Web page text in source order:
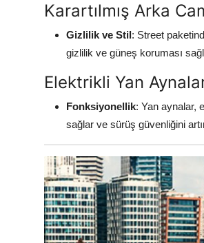
Karartılmış Arka
Gizlilik ve Stil: Street
gizlilik ve güneş koruması
Elektrikli Yan
Fonksiyonellik: Yan aynalar,
sağlar ve sürüş güvenliğini